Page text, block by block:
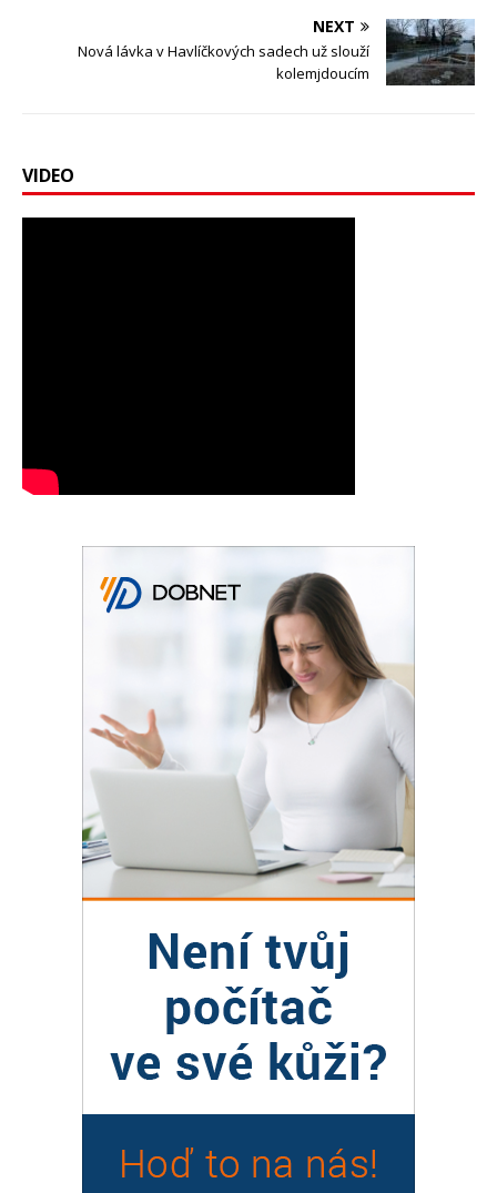
NEXT
Nová lávka v Havlíčkových sadech už slouží
kolemjdoucím
VIDEO